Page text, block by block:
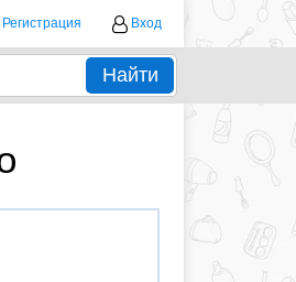
Регистрация Вход
Найти